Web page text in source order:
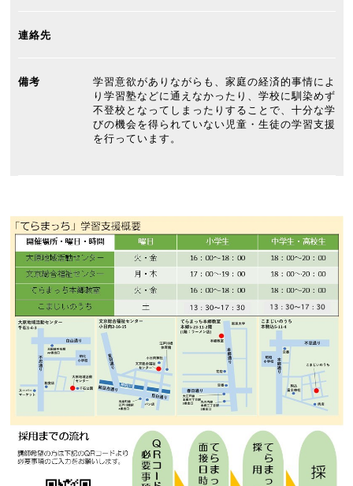
連絡先
備考
学習意欲がありながらも、家庭の経済的事情によ
り学習塾などに通えなかったり、学校に馴染めず
不登校となってしまったりすることで、十分な学
びの機会を得られていない児童・生徒の学習支援
を行っています。